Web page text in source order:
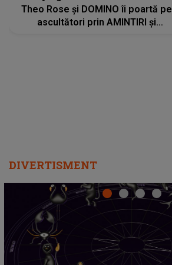
Theo Rose și DOMINO îi poartă pe
ascultători prin AMINTIRI și
DIVERTISMENT